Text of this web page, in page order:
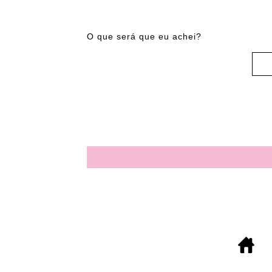
O que será que eu achei?